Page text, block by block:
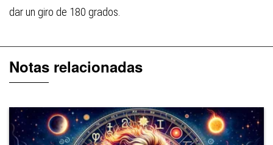
dar un giro de 180 grados.
Notas relacionadas